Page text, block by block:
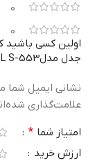
0
0
جدل مدلJeDEL S-553”
نشانی ایمیل شما
علامت‌گذاری
امتیاز شما *
ارزش خرید